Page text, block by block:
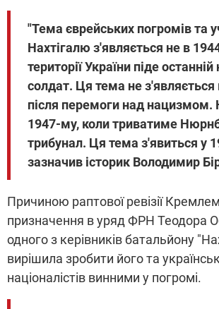
"Тема єврейських погромів та
Нахтігалю з'являється не в
території України піде
солдат. Ця тема не
після перемоги над нацизмом.
1947-му, коли триватиме
трибунал. Ця тема з'явиться у
зазначив історик Володимир
Причиною раптової ревізії Кремлем
призначення в уряд ФРН Теодора
одного з керівників батальйону
вирішила зробити його та
націоналістів винними у погромі.